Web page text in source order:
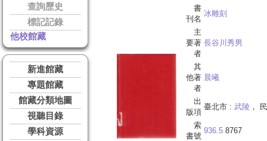
查詢歷史
標記記錄
他校館藏
新進館藏
專題館藏
館藏分類地圖
視聽目錄
學科資源
書
刊名
冰雕刻
主
要著
者
長谷川秀男
其
他著
者
晨曦
出
版項
臺北市 : 武陵 ，
索
書號
936.5 8767